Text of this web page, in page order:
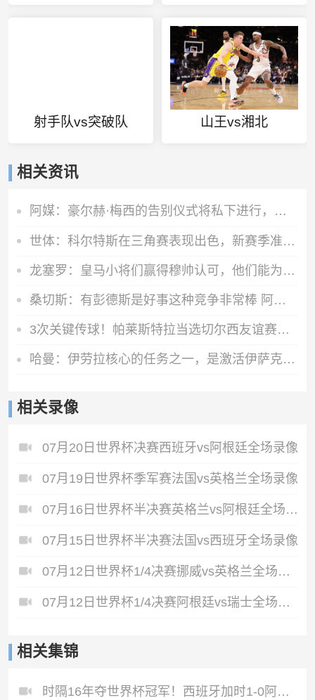
射手队vs突破队 山王vs湘北
相关资讯
阿媒：豪尔赫·梅西的告别仪式将私下进行，仅限亲人和挚友出席
世体：科尔特斯在三角赛表现出色，新赛季准备留在巴萨参与竞争
龙塞罗：皇马小将们赢得穆帅认可，他们能为巨星们提供有力支援
桑切斯：有彭德斯是好事这种竞争非常棒 阿隆索让事情变得简单
3次关键传球！帕莱斯特拉当选切尔西友谊赛队内最佳球员
哈曼：伊劳拉核心的任务之一，是激活伊萨克、维尔茨等球员
相关录像
07月20日世界杯决赛西班牙vs阿根廷全场录像
07月19日世界杯季军赛法国vs英格兰全场录像
07月16日世界杯半决赛英格兰vs阿根廷全场录像
07月15日世界杯半决赛法国vs西班牙全场录像
07月12日世界杯1/4决赛挪威vs英格兰全场录像
07月12日世界杯1/4决赛阿根廷vs瑞士全场录像
相关集锦
时隔16年夺世界杯冠军！西班牙加时1-0阿根廷费兰制胜恩佐染红